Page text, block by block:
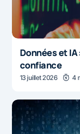
Données et
confiance
13 juillet 2026 4